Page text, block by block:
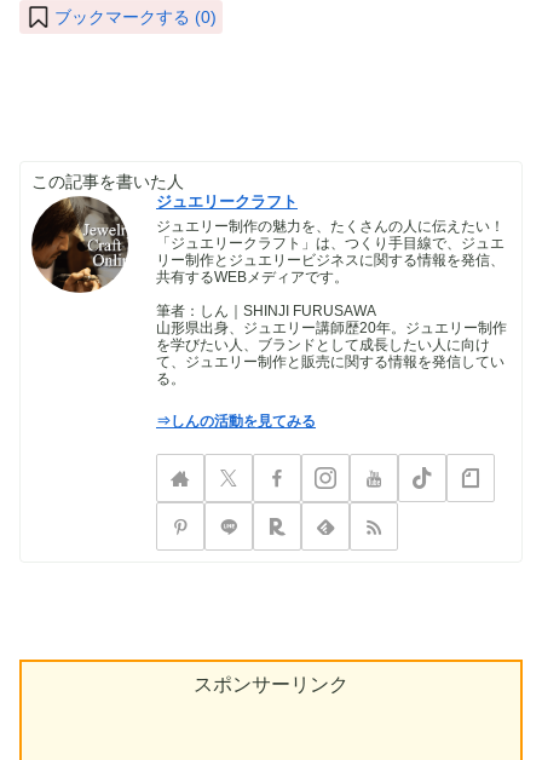
ブックマークする (0)
この記事を書いた人
ジュエリークラフト
ジュエリー制作の魅力を、たくさんの人に伝えたい！
「ジュエリークラフト」は、つくり手目線で、ジュエ
リー制作とジュエリービジネスに関する情報を発信、
共有するWEBメディアです。
筆者：しん｜SHINJI FURUSAWA
山形県出身、ジュエリー講師歴20年。ジュエリー制作
を学びたい人、ブランドとして成長したい人に向け
て、ジュエリー制作と販売に関する情報を発信してい
る。
⇒しんの活動を見てみる
スポンサーリンク